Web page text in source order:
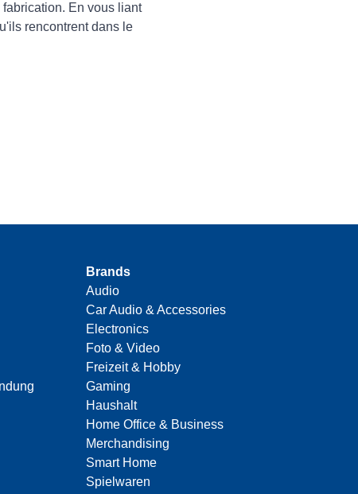
En vous liant
rencontrent dans le
Brands
Audio
Car Audio & Accessories
Electronics
Foto & Video
Freizeit & Hobby
Gaming
Haushalt
Home Office & Business
Merchandising
Smart Home
Spielwaren